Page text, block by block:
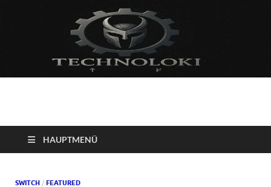
Technoloki: Gaming
und Entertainment
News
Blockbuster, Indie-Perlen und Retro-Klassiker.
HAUPTMENÜ
SWITCH / FEATURED